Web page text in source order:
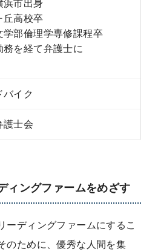
浜市出身
丘高校卒
学部倫理学専修課程卒
務を経て弁護士に
バイク
護士会
ィングファームをめざす
ーディングファームにするこ
のために、優秀な人間を集